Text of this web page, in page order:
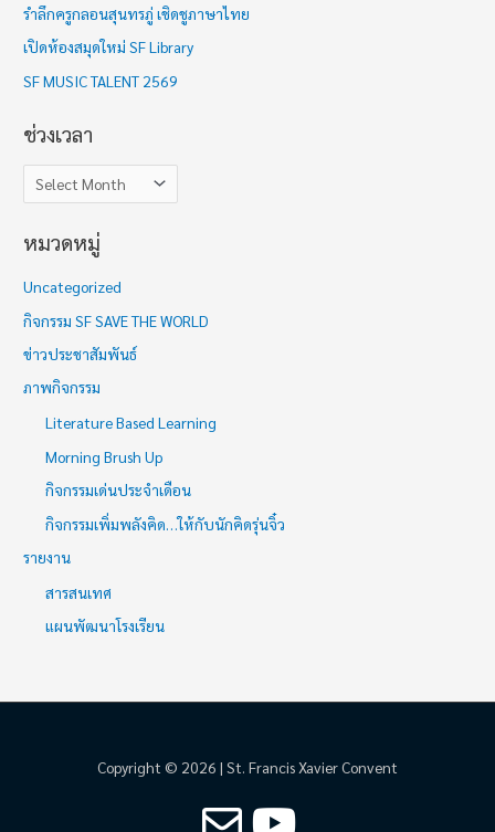
รำลึกครูกลอนสุนทรภู่ เชิดชูภาษาไทย
เปิดห้องสมุดใหม่ SF Library
SF MUSIC TALENT 2569
ช่วงเวลา
ว
ล
า
หมวดหมู่
Uncategorized
กิจกรรม SF SAVE THE WORLD
ข่าวประชาสัมพันธ์
ภาพกิจกรรม
Literature Based Learning
Morning Brush Up
กิจกรรมเด่นประจำเดือน
กิจกรรมเพิ่มพลังคิด…ให้กับนักคิดรุ่นจิ๋ว
รายงาน
สารสนเทศ
แผนพัฒนาโรงเรียน
Copyright © 2026 | St. Francis Xavier Convent